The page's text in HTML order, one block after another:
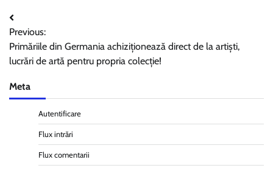
Navigare
în
articole
Previous:
Primăriile din Germania achiziționează direct de la artiști,
lucrări de artă pentru propria colecție!
Meta
Autentificare
Flux intrări
Flux comentarii